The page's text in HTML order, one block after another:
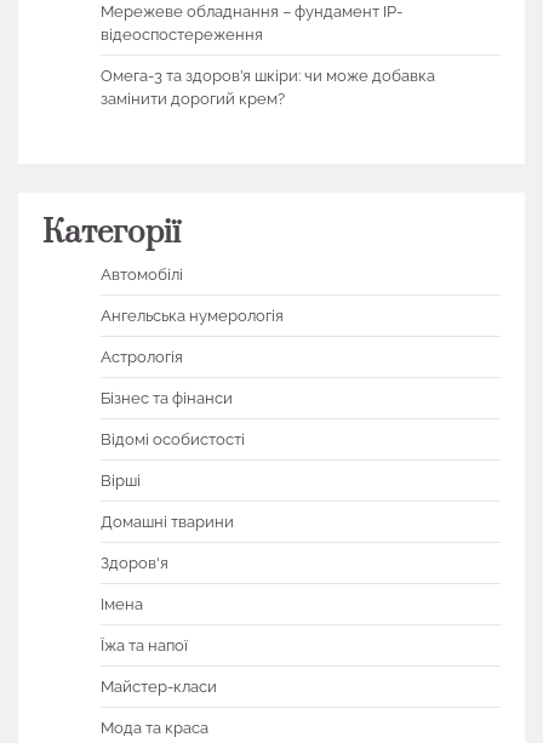
Мережеве обладнання – фундамент IP-
відеоспостереження
Омега-3 та здоров’я шкіри: чи може добавка
замінити дорогий крем?
Категорії
Автомобілі
Ангельська нумерологія
Астрологія
Бізнес та фінанси
Відомі особистості
Вірші
Домашні тварини
Здоров'я
Імена
Їжа та напої
Майстер-класи
Мода та краса